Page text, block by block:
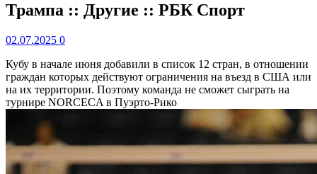
Трампа :: Другие :: РБК Спорт
02.07.2025 0
Кубу в начале июня добавили в список 12 стран, в отношении
граждан которых действуют ограничения на въезд в США или
на их территории. Поэтому команда не сможет сыграть на
турнире NORCECA в Пуэрто-Рико